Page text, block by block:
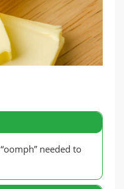
“oomph” needed to